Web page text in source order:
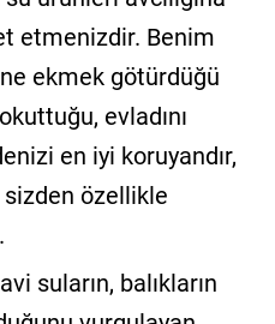
etmenizdir. Benim
ekmek götürdüğü
evladını
en iyi koruyandır,
sizden özellikle
suların, balıkların